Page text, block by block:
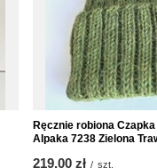
Ręcznie robiona
Alpaka 7238 Zielona
219,00 zł / szt.